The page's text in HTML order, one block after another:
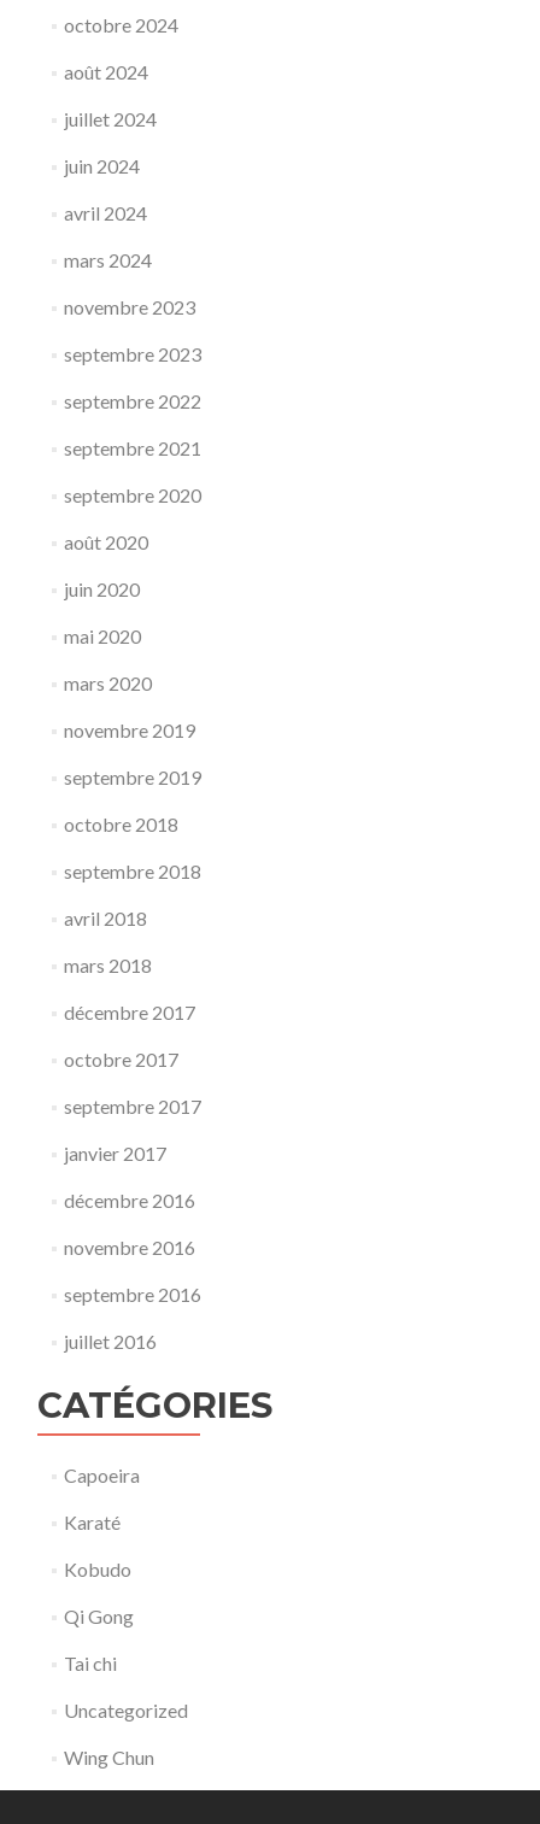
octobre 2024
août 2024
juillet 2024
juin 2024
avril 2024
mars 2024
novembre 2023
septembre 2023
septembre 2022
septembre 2021
septembre 2020
août 2020
juin 2020
mai 2020
mars 2020
novembre 2019
septembre 2019
octobre 2018
septembre 2018
avril 2018
mars 2018
décembre 2017
octobre 2017
septembre 2017
janvier 2017
décembre 2016
novembre 2016
septembre 2016
juillet 2016
CATÉGORIES
Capoeira
Karaté
Kobudo
Qi Gong
Tai chi
Uncategorized
Wing Chun